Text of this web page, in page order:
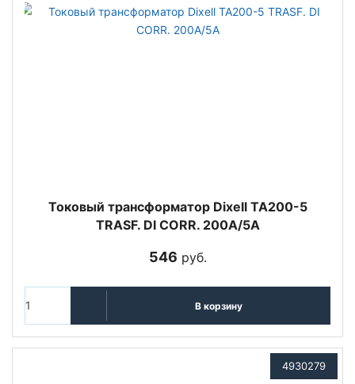
Токовый трансформатор Dixell TA200-5
TRASF. DI CORR. 200A/5A
546 руб.
В корзину
4930279